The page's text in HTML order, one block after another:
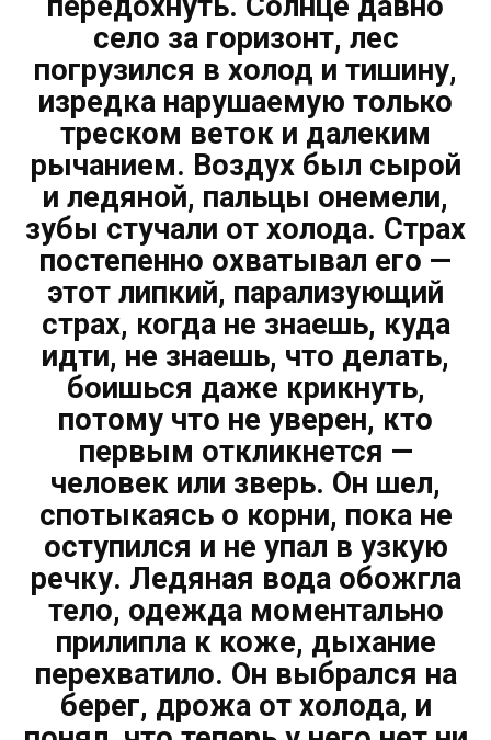
передохнуть. Солнце давно
село за горизонт, лес
погрузился в холод и тишину,
изредка нарушаемую только
треском веток и далеким
рычанием. Воздух был сырой
и ледяной, пальцы онемели,
зубы стучали от холода. Страх
постепенно охватывал его —
этот липкий, парализующий
страх, когда не знаешь, куда
идти, не знаешь, что делать,
боишься даже крикнуть,
потому что не уверен, кто
первым откликнется —
человек или зверь. Он шел,
спотыкаясь о корни, пока не
оступился и не упал в узкую
речку. Ледяная вода обожгла
тело, одежда моментально
прилипла к коже, дыхание
перехватило. Он выбрался на
берег, дрожа от холода, и